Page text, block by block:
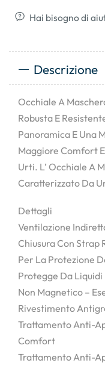
Hai bisogno di
Descrizione
Occhiale A
Robusta E
Panoramica E Una
Maggiore Comfort
Urti. L’ Occhiale A
Caratterizzato Da
Dettagli
Ventilazione
Chiusura Con Strap
Per La Protezione
Protegge Da Liquidi
Non Magnetico –
Rivestimento
Trattamento Anti-
Comfort
Trattamento Anti-